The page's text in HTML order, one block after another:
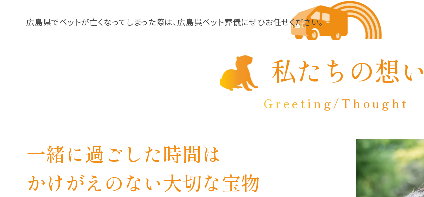
広島県でペットが亡くなってしまった際は、広島呉ペット葬儀にぜひお任せください。
私たちの想い
Greeting/Thought
一緒に過ごした時間は
かけがえのない大切な宝物